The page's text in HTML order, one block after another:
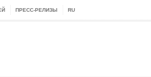
ПРЕСС-РЕЛИЗЫ RU